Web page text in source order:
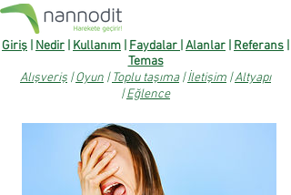
Alışveriş |Oyun |Toplu taşıma|İletişim |Altyapı
|Eğlence
Giriş Nedir Kullanım Faydalar Alanlar Referans
Temas